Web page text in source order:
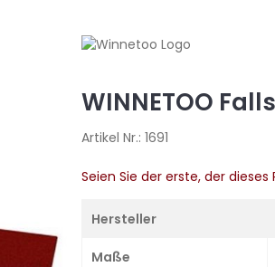
WINNETOO
Artikel Nr.: 1691
Seien Sie der erste, der
Hersteller
Maße